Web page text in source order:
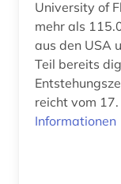
Tuerkei (1)
Ukraine (1)
University of
mehr als
aus den USA
Teil bereits
reicht vom
Informationen